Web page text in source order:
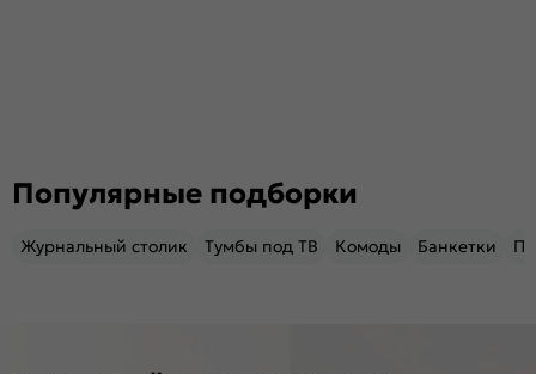
Популярные подборки
Журнальный столик Тумбы под ТВ Комоды Банкетки